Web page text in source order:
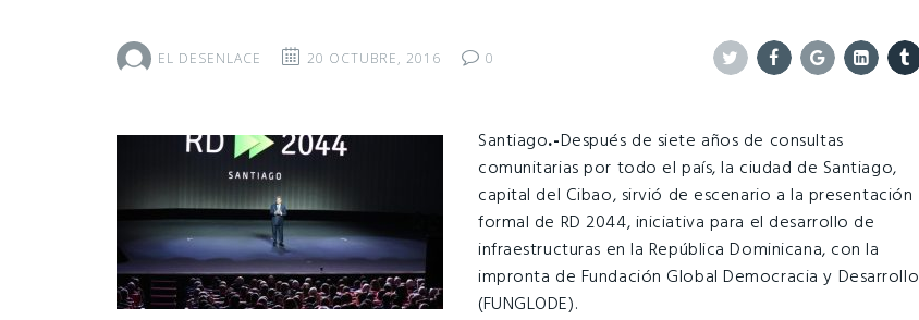
EL DESENLACE 20 OCTUBRE, 2016
0
Santiago.-Después de siete años de consultas
comunitarias por todo el país, la ciudad de Santiago,
capital del Cibao, sirvió de escenario a la presentación
formal de RD 2044, iniciativa para el desarrollo de
infraestructuras en la República Dominicana, con la
impronta de Fundación Global Democracia y Desarrollo
(FUNGLODE).